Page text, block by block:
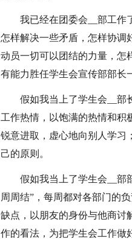
我已经在团委会__部工作
怎样解决一些矛盾，怎样协调
动员一切可以团结的力量，怎
有能力胜任学生会宣传部部长
假如我当上了学生会__部
工作热情，以饱满的热情和积
锐意进取，虚心地向别人学习
己的原则。
假如我当上了学生会__部
周周结”，每周都对各部门的
缺点，以朋友的身份与他商讨
作的看法，为把学生会工作做